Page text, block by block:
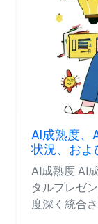
AI成熟度、
状況、およ
AI成熟度 AI
タルプレゼ
度深く統合